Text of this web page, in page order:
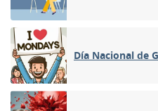
Día Nacional de